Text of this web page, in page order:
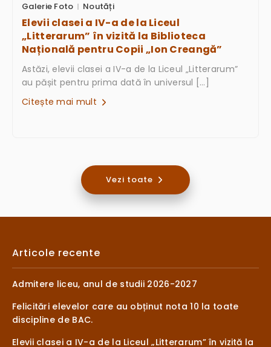
Galerie Foto Noutăți
Elevii clasei a IV-a de la Liceul
„Litterarum” în vizită la Biblioteca
Națională pentru Copii „Ion Creangă”
Astăzi, elevii clasei a IV-a de la Liceul „Litterarum”
au pășit pentru prima dată în universul […]
Citește mai mult
Vezi toate
Articole recente
Admitere liceu, anul de studii 2026-2027
Felicitări elevelor care au obținut nota 10 la toate
discipline de BAC.
Elevii clasei a IV-a de la Liceul „Litterarum” în vizită la